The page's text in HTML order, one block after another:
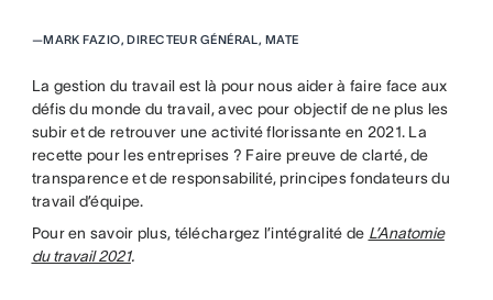
—MARK FAZIO, DIRECTEUR GÉNÉRAL, MATE
La gestion du travail est là pour nous aider à faire face aux
défis du monde du travail, avec pour objectif de ne plus les
subir et de retrouver une activité florissante en 2021. La
recette pour les entreprises ? Faire preuve de clarté, de
transparence et de responsabilité, principes fondateurs du
travail d’équipe.
Pour en savoir plus, téléchargez l’intégralité de L’Anatomie
du travail 2021.